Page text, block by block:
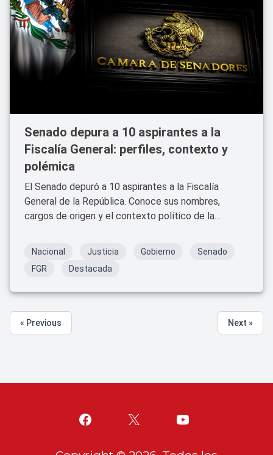
Senado depura a 10 aspirantes a la
Fiscalía General: perfiles, contexto y
polémica
El Senado depuró a 10 aspirantes a la Fiscalía
General de la República. Conoce sus nombres,
cargos de origen y el contexto político de la
Nacional Justicia Gobierno
Senado
FGR
Destacada
« Previous Next »